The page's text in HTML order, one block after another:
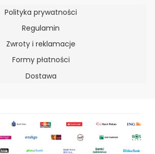
Polityka prywatności
Regulamin
Zwroty i reklamacje
Formy płatności
Dostawa